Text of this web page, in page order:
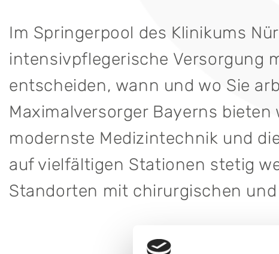
Im Springerpool des Klinikums
intensivpflegerische Versorgung
entscheiden, wann und wo Sie
Maximalversorger Bayerns
modernste Medizintechnik und
auf vielfältigen Stationen stetig
Standorten mit chirurgischen